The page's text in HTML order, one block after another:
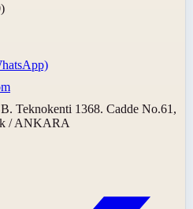
Teknokenti 1368. Cadde No.61,
/ ANKARA